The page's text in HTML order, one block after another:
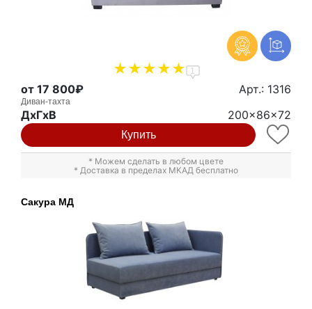
1
от 17 800₽ Арт.: 1316
Диван-тахта
ДxГxВ 200x86x72
Купить
* Можем сделать в любом цвете
* Доставка в пределах МКАД бесплатно
Сакура МД